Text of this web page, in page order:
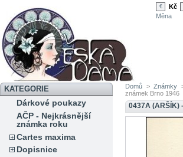
€ Kč
Měna
KATEGORIE
Dárkové poukazy
AČP - Nejkrásnější
známka roku
Cartes maxima
Dopisnice
Domů > Známky
známek Brno 1946
0437A (ARŠÍK)